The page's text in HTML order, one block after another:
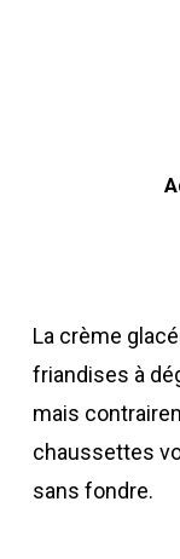
La crème
friandises à
mais
chaussettes
sans fondre.